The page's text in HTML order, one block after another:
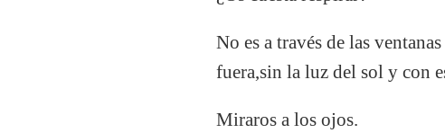
No es a través de las
fuera,sin la luz del sol y con
Miraros a los ojos.